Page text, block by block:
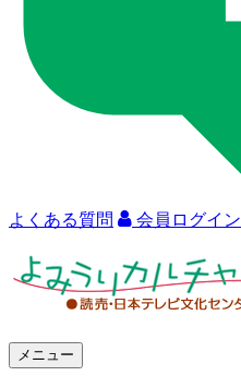
よくある質問 会員ログイン
メニュー